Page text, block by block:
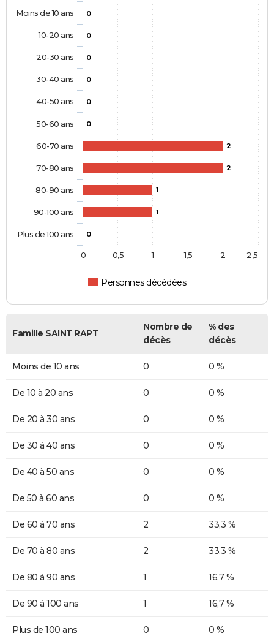
0
0
0
0
0
0
2
2
1
1
0
Personnes décédées
Moins de 10 ans
10-20 ans
20-30 ans
30-40 ans
40-50 ans
50-60 ans
60-70 ans
70-80 ans
80-90 ans
90-100 ans
Plus de 100 ans
0 0,5 1 1,5 2 2,5
Famille SAINT RAPT
Nombre de
décès
% des
décès
Moins de 10 ans 0 0 %
De 10 à 20 ans 0 0 %
De 20 à 30 ans 0 0 %
De 30 à 40 ans 0 0 %
De 40 à 50 ans 0 0 %
De 50 à 60 ans 0 0 %
De 60 à 70 ans 2 33,3 %
De 70 à 80 ans 2 33,3 %
De 80 à 90 ans 1 16,7 %
De 90 à 100 ans 1 16,7 %
Plus de 100 ans 0 0 %